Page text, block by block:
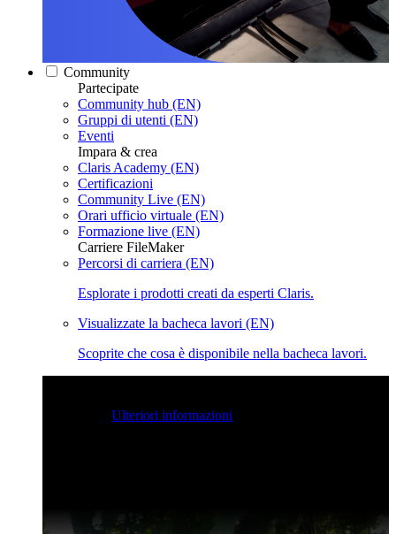
Community
Partecipate
Community hub (EN)
Gruppi di utenti (EN)
Eventi
Impara & crea
Claris Academy (EN)
Certificazioni
Community Live (EN)
Orari ufficio virtuale (EN)
Formazione live (EN)
Carriere FileMaker
Percorsi di carriera (EN)
Esplorate i prodotti creati da esperti Claris.
Visualizzate la bacheca lavori (EN)
Scoprite che cosa è disponibile nella bacheca lavori.
Ulteriori informazioni